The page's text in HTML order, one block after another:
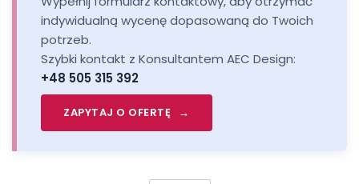
zawsze poprzedzamy analizą potrzeb, co
gwarantuje optymalny dobór subskrypcji do
specyfiki Twojej produkcji.
Wsparcie posprzedażowe:
odpowiedzialność za profesjonalne wdrożenia
systemów, certyfikowane szkolenia inżynierskie
oraz bieżącą pomoc techniczną.
technologię, aby usprawnić projektowanie maszyn,
zoptymalizować wytwarzanie produktów i utrzymać
pozycję lidera w branży.
indywidualną wycenę dopasowaną do Twoich
potrzeb.
Szybki kontakt z Konsultantem AEC Design:
+48 505 315 392
ZAPYTAJ O OFERTĘ